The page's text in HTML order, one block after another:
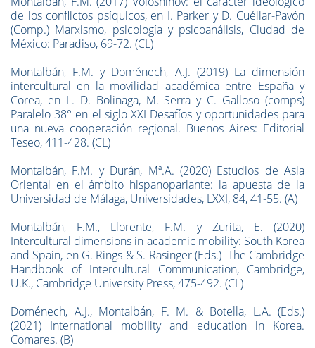
de los conflictos psíquicos, en I. Parker y D. Cuéllar-Pavón
(Comp.) Marxismo, psicología y psicoanálisis, Ciudad de
México: Paradiso, 69-72. (CL)
Montalbán, F.M. y Doménech, A.J. (2019) La dimensión
intercultural en la movilidad académica entre España y
Corea, en L. D. Bolinaga, M. Serra y C. Galloso (comps)
Paralelo 38° en el siglo XXI Desafíos y oportunidades para
una nueva cooperación regional. Buenos Aires: Editorial
Teseo, 411-428. (CL)
Montalbán, F.M. y Durán, Mª.A. (2020) Estudios de Asia
Oriental en el ámbito hispanoparlante: la apuesta de la
Universidad de Málaga, Universidades, LXXI, 84, 41-55. (A)
Montalbán, F.M., Llorente, F.M. y Zurita, E. (2020)
Intercultural dimensions in academic mobility: South Korea
and Spain, en G. Rings & S. Rasinger (Eds.) The Cambridge
Handbook of Intercultural Communication, Cambridge,
U.K., Cambridge University Press, 475-492. (CL)
Doménech, A.J., Montalbán, F. M. & Botella, L.A. (Eds.)
(2021) International mobility and education in Korea.
Comares. (B)